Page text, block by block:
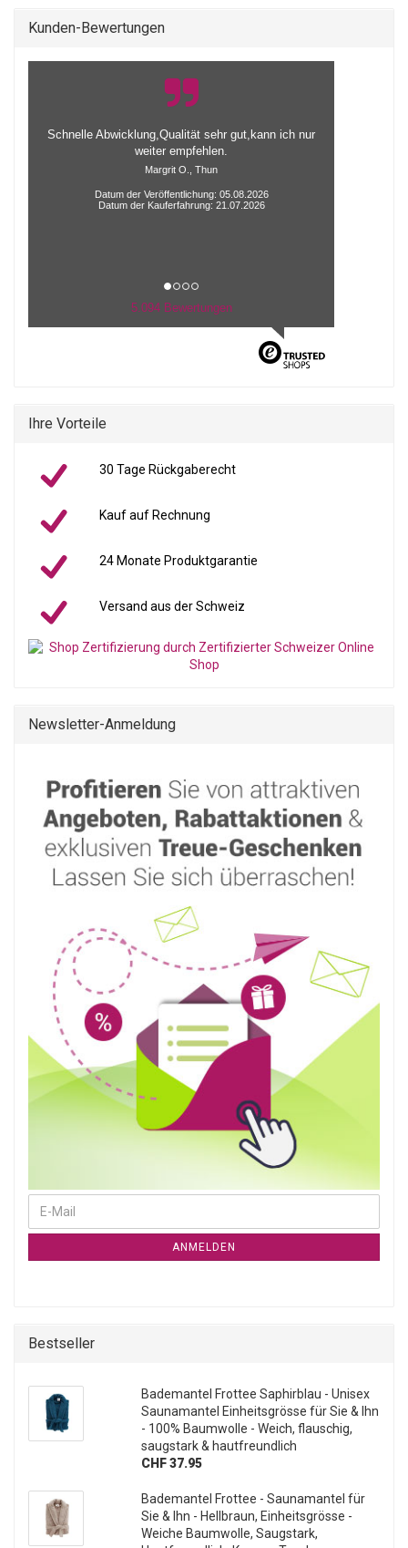
Kunden-Bewertungen
alles gut funktioniert mit der alieferung
Datum der Kauferfahrung: 20.07.2026
5.094 Bewertungen
Ihre Vorteile
30 Tage Rückgaberecht
Kauf auf Rechnung
24 Monate Produktgarantie
Versand aus der Schweiz
Newsletter-Anmeldung
ANMELDEN
Bestseller
Bademantel Frottee Saphirblau - Unisex
Saunamantel Einheitsgrösse für Sie & Ihn
- 100% Baumwolle - Weich, flauschig,
saugstark & hautfreundlich
CHF 37.95
Bademantel Frottee - Saunamantel für
Sie & Ihn - Hellbraun, Einheitsgrösse -
Weiche Baumwolle, Saugstark,